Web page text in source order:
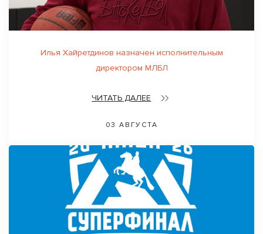
Илья Хайретдинов назначен исполнительным
директором МЛБЛ
ЧИТАТЬ ДАЛЕЕ
03 АВГУСТА